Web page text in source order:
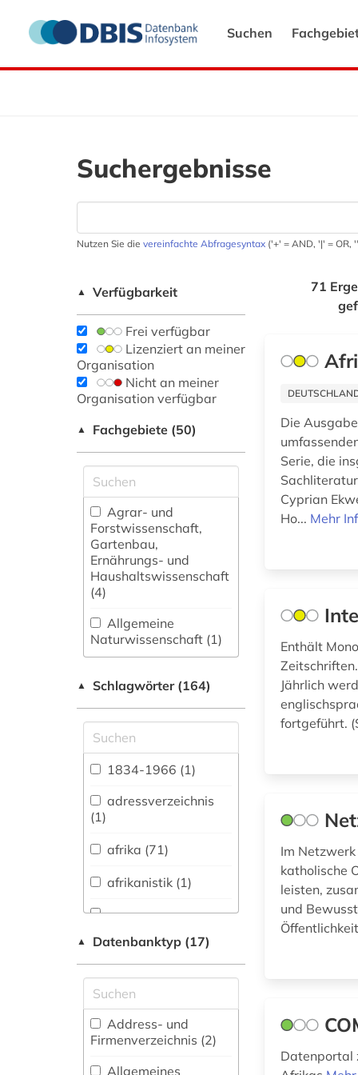
Suchen
Suchergebnisse
Nutzen Sie die vereinfachte Abfragesyntax ('+' = AND, '|' = OR,
▲ Verfügbarkeit
Frei verfügbar
Lizenziert an meiner
Organisation
Nicht an meiner
Organisation verfügbar
▲ Fachgebiete (50)
Agrar- und
Forstwissenschaft,
Gartenbau,
Ernährungs- und
Haushaltswissenschaft
(4)
Allgemeine
Naturwissenschaft (1)
fachübergreifende
Allgemeine und
vergleichende Sprach-
und
Literaturwissenschaft.
Indogermanistik.
Außereuropäische
Literaturen (7)
Anglistik.
Amerikanistik (6)
Vermessungswesen (0)
Biologie,
Biotechnologie (2)
Buch- und
▲ Schlagwörter (164)
1834-1966 (1)
adressverzeichnis
(1)
afrika (71)
afrikanistik (1)
(1)
altertumswissenschaft
(1)
amerika (8)
▲ Datenbanktyp (17)
Address- und
Firmenverzeichnis (2)
Allgemeines
71
Die
Serie, die
Cyprian
Ho... Mehr
Enthält
Jährlich
fortgeführt.
Im
katholische
leisten,
und
Datenportal